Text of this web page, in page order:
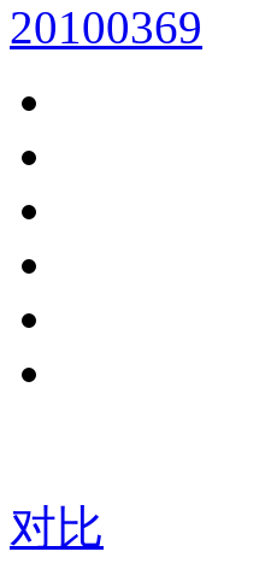
20100369
对比